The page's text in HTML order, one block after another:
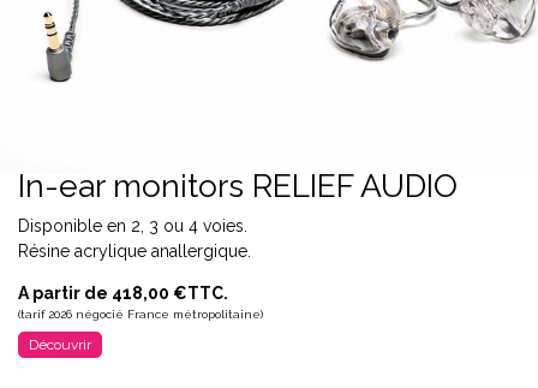
In-ear monitors RELIEF AUDIO
Disponible en 2, 3 ou 4 voies.
Résine acrylique anallergique.
A partir de 418,00 €TTC.
(tarif 2026 négocié France métropolitaine)
Découvrir